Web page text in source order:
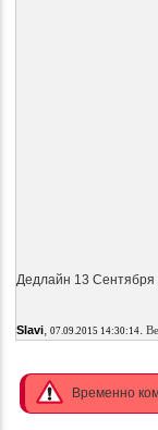
Дедлайн 13 Сентября
Slavi, 07.09.2015 14:30:14.
Временно